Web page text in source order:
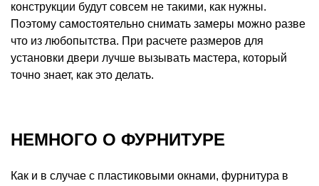
конструкции будут совсем не такими, как нужны.
Поэтому самостоятельно снимать замеры можно разве
что из любопытства. При расчете размеров для
установки двери лучше вызывать мастера, который
точно знает, как это делать.
НЕМНОГО О ФУРНИТУРЕ
Как и в случае с пластиковыми окнами, фурнитура в